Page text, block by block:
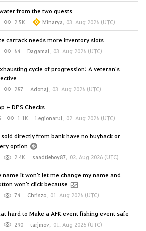
from the two quests
2.5K Minarya, 03. Aug 2026 (UTC)
carrack needs more inventory slots
64 Dagamal, 03. Aug 2026 (UTC)
cycle of progression: A veteran's
287 Adonaj, 03. Aug 2026 (UTC)
+ DPS Checks
1.1K Legionarul, 02. Aug 2026 (UTC)
sold directly from bank have no buyback or
option
2.4K saadtieboy87, 02. Aug 2026 (UTC)
name It won't let me change my name and
won't click because
74 Chriszo, 01. Aug 2026 (UTC)
hard to Make a AFK event fishing event safe
290 tarjmov, 01. Aug 2026 (UTC)